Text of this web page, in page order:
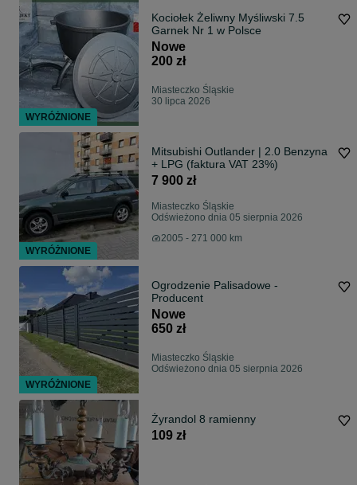
Kociołek Żeliwny Myśliwski 7.5
Garnek Nr 1 w Polsce
Nowe
200 zł
Miasteczko Śląskie
30 lipca 2026
Mitsubishi Outlander | 2.0 Benzyna
+ LPG (faktura VAT 23%)
7 900 zł
Miasteczko Śląskie
Odświeżono dnia 05 sierpnia 2026
2005 - 271 000 km
Ogrodzenie Palisadowe -
Producent
Nowe
650 zł
Miasteczko Śląskie
Odświeżono dnia 05 sierpnia 2026
Żyrandol 8 ramienny
109 zł
WYRÓŻNIONE
WYRÓŻNIONE
WYRÓŻNIONE